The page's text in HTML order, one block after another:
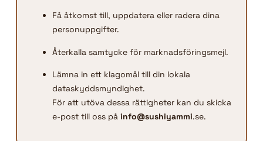
Få åtkomst till, uppdatera eller radera dina
personuppgifter.
Återkalla samtycke för marknadsföringsmejl.
Lämna in ett klagomål till din lokala
dataskyddsmyndighet.
För att utöva dessa rättigheter kan du skicka
e-post till oss på info@sushiyammi.se.